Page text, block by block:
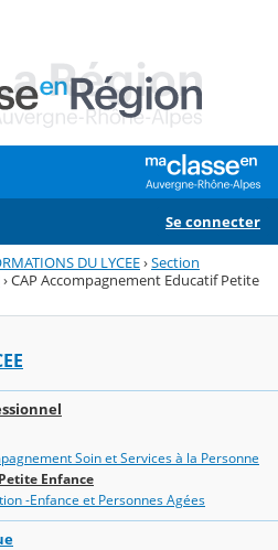
Se connecter
DU LYCEE›Section
›CAP Accompagnement Educatif Petite
Soin et Services à la Personne
Enfance
-Enfance et Personnes Agées